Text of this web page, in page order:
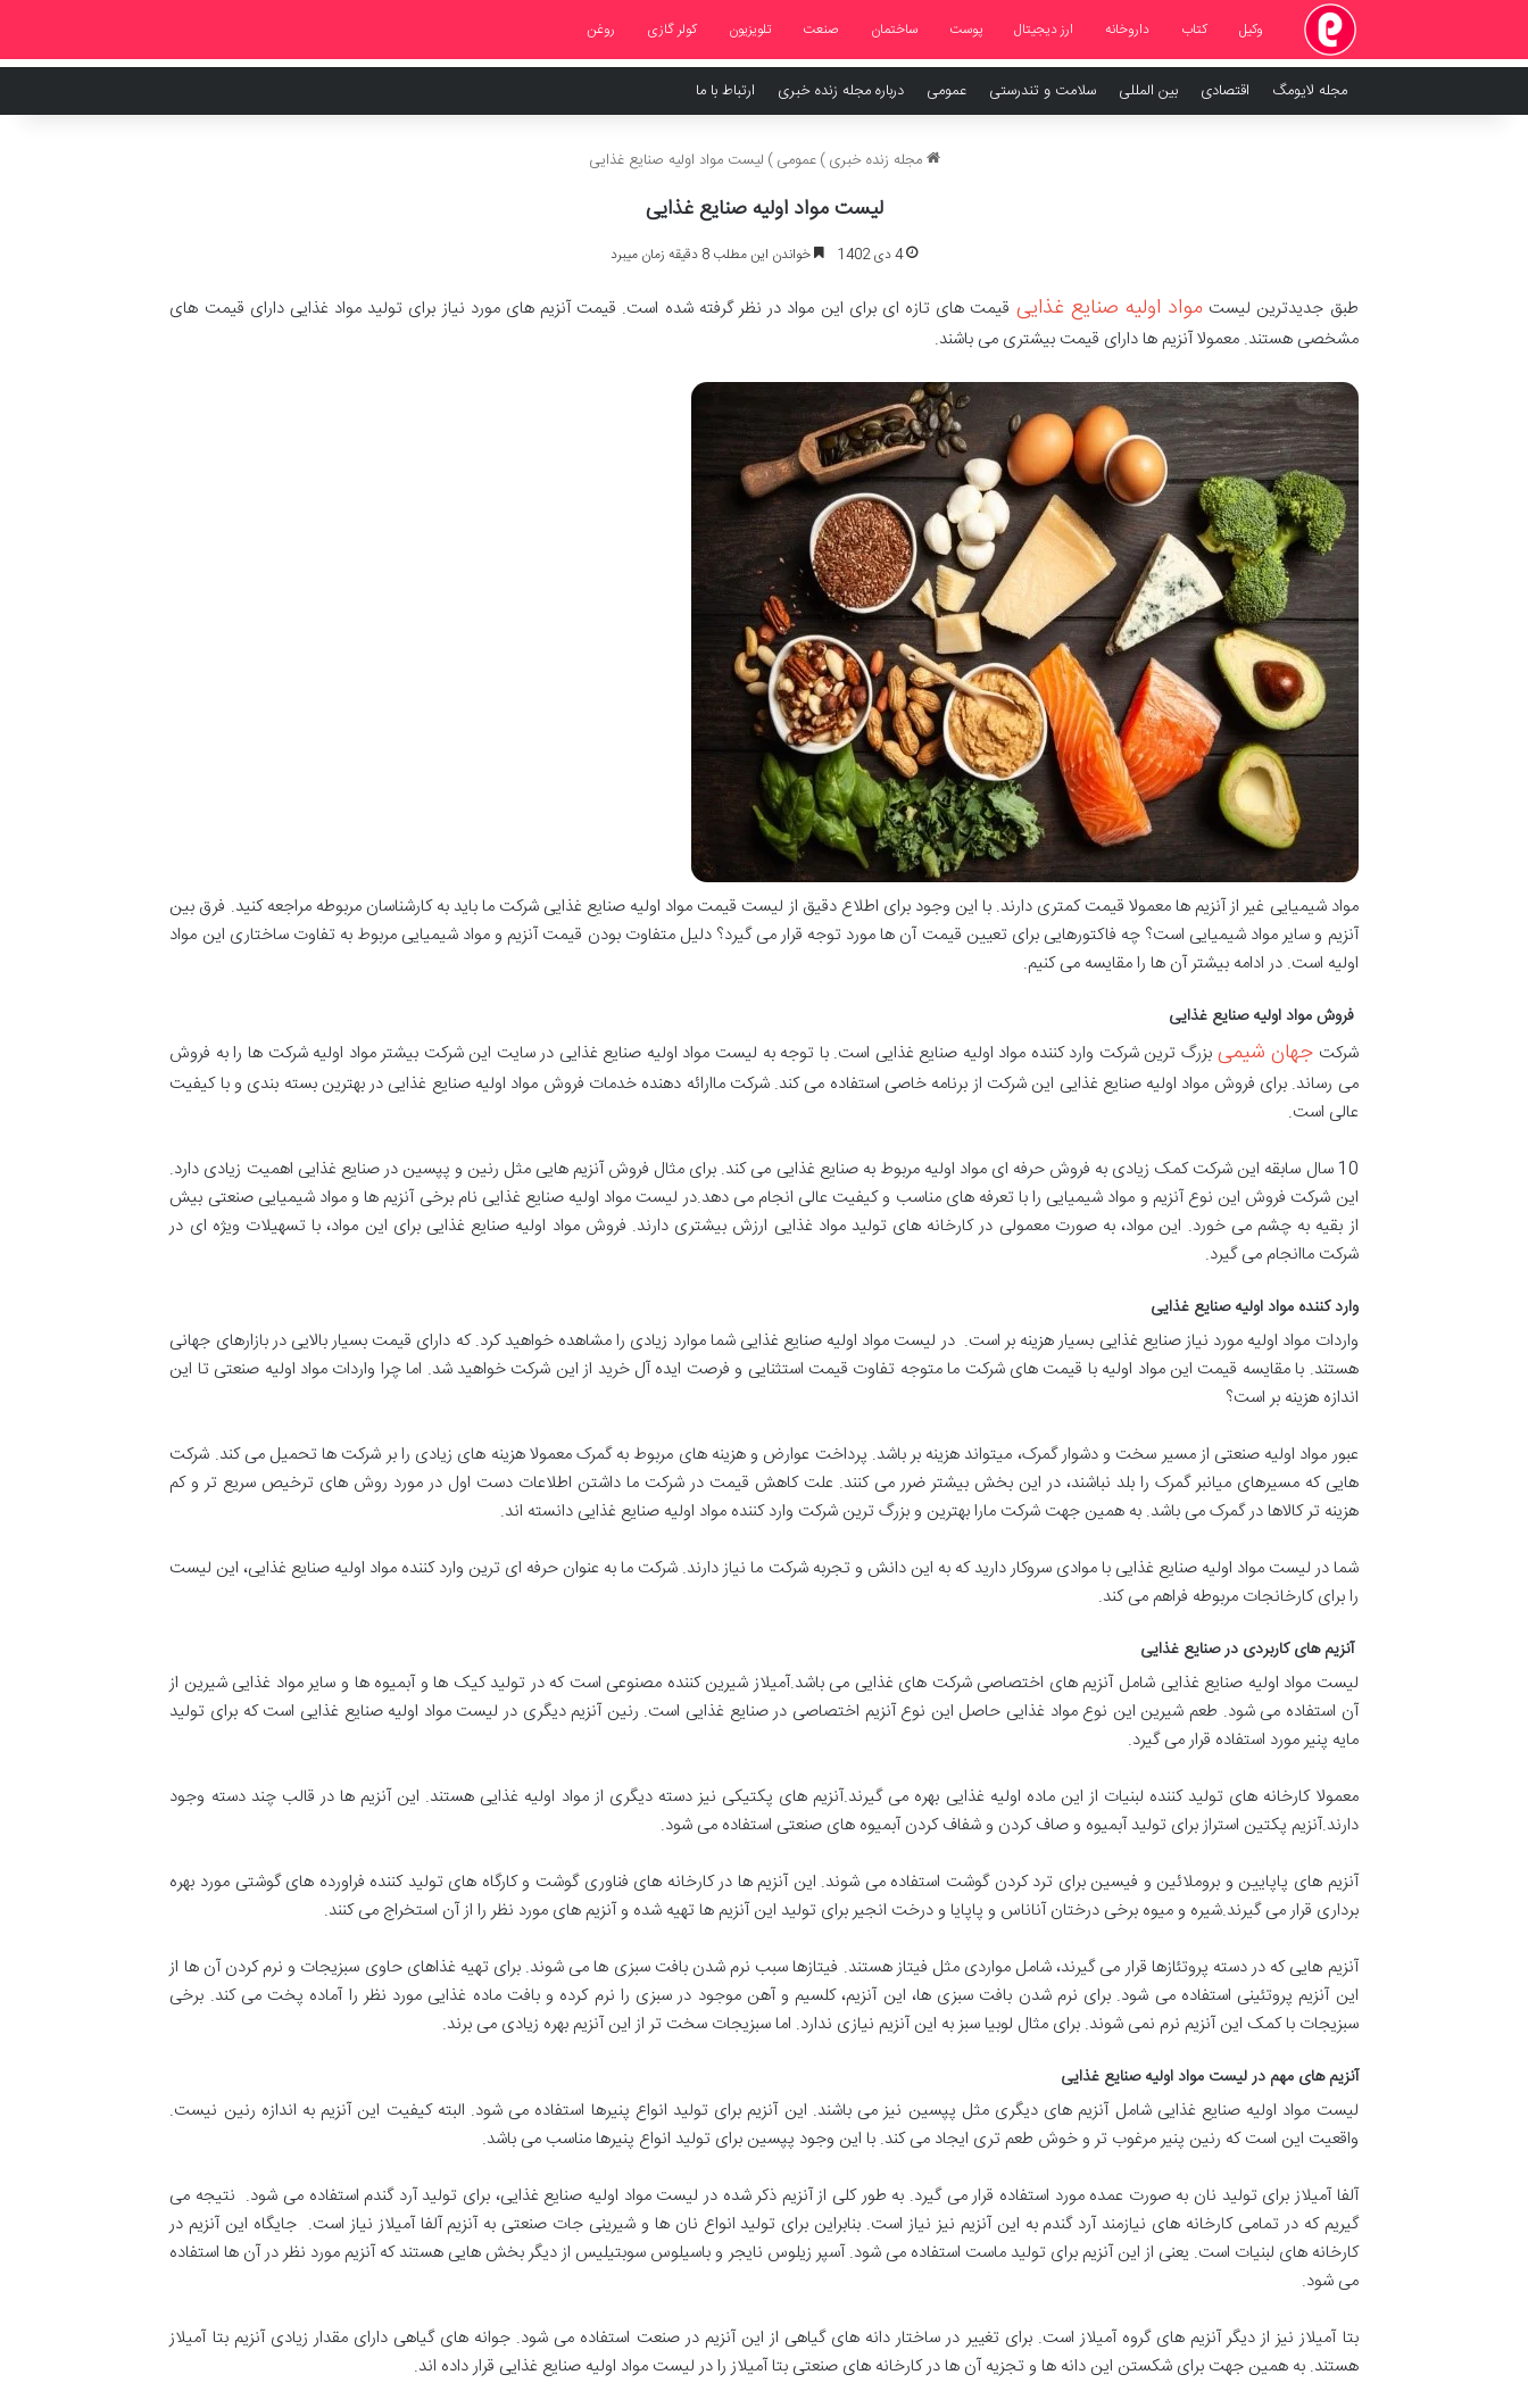
وکیل کتاب داروخانه ارز دیجیتال پوست ساختمان صنعت تلویزیون کولر گازی روغن
مجله لایومگ اقتصادی بین المللی سلامت و تندرستی عمومی درباره مجله زنده خبری ارتباط با ما
مجله زنده خبری ) عمومی ) لیست مواد اولیه صنایع غذایی
لیست مواد اولیه صنایع غذایی
4 دی 1402 خواندن این مطلب 8 دقیقه زمان میبرد
طبق جدیدترین لیست مواد اولیه صنایع غذایی قیمت های تازه ای برای این مواد در نظر گرفته شده است. قیمت آنزیم های مورد نیاز برای تولید مواد غذایی دارای قیمت های
مشخصی هستند. معمولا آنزیم ها دارای قیمت بیشتری می باشند.
مواد شیمیایی غیر از آنزیم ها معمولا قیمت کمتری دارند. با این وجود برای اطلاع دقیق از لیست قیمت مواد اولیه صنایع غذایی شرکت ما باید به کارشناسان مربوطه مراجعه کنید. فرق بین
آنزیم و سایر مواد شیمیایی است؟ چه فاکتورهایی برای تعیین قیمت آن ها مورد توجه قرار می گیرد؟ دلیل متفاوت بودن قیمت آنزیم و مواد شیمیایی مربوط به تفاوت ساختاری این مواد
اولیه است. در ادامه بیشتر آن ها را مقایسه می کنیم.
فروش مواد اولیه صنایع غذایی
شرکت جهان شیمی بزرگ ترین شرکت وارد کننده مواد اولیه صنایع غذایی است. با توجه به لیست مواد اولیه صنایع غذایی در سایت این شرکت بیشتر مواد اولیه شرکت ها را به فروش
می رساند. برای فروش مواد اولیه صنایع غذایی این شرکت از برنامه خاصی استفاده می کند. شرکت ماارائه دهنده خدمات فروش مواد اولیه صنایع غذایی در بهترین بسته بندی و با کیفیت
عالی است.
10 سال سابقه این شرکت کمک زیادی به فروش حرفه ای مواد اولیه مربوط به صنایع غذایی می کند. برای مثال فروش آنزیم هایی مثل رنین و پپسین در صنایع غذایی اهمیت زیادی دارد.
این شرکت فروش این نوع آنزیم و مواد شیمیایی را با تعرفه های مناسب و کیفیت عالی انجام می دهد.در لیست مواد اولیه صنایع غذایی نام برخی آنزیم ها و مواد شیمیایی صنعتی بیش
از بقیه به چشم می خورد. این مواد، به صورت معمولی در کارخانه های تولید مواد غذایی ارزش بیشتری دارند. فروش مواد اولیه صنایع غذایی برای این مواد، با تسهیلات ویژه ای در
شرکت ماانجام می گیرد.
وارد کننده مواد اولیه صنایع غذایی
واردات مواد اولیه مورد نیاز صنایع غذایی بسیار هزینه بر است. در لیست مواد اولیه صنایع غذایی شما موارد زیادی را مشاهده خواهید کرد. که دارای قیمت بسیار بالایی در بازارهای جهانی
هستند. با مقایسه قیمت این مواد اولیه با قیمت های شرکت ما متوجه تفاوت قیمت استثنایی و فرصت ایده آل خرید از این شرکت خواهید شد. اما چرا واردات مواد اولیه صنعتی تا این
اندازه هزینه بر است؟
عبور مواد اولیه صنعتی از مسیر سخت و دشوار گمرک، میتواند هزینه بر باشد. پرداخت عوارض و هزینه های مربوط به گمرک معمولا هزینه های زیادی را بر شرکت ها تحمیل می کند. شرکت
هایی که مسیرهای میانبر گمرک را بلد نباشند، در این بخش بیشتر ضرر می کنند. علت کاهش قیمت در شرکت ما داشتن اطلاعات دست اول در مورد روش های ترخیص سریع تر و کم
هزینه تر کالاها در گمرک می باشد. به همین جهت شرکت مارا بهترین و بزرگ ترین شرکت وارد کننده مواد اولیه صنایع غذایی دانسته اند.
شما در لیست مواد اولیه صنایع غذایی با موادی سروکار دارید که به این دانش و تجربه شرکت ما نیاز دارند. شرکت ما به عنوان حرفه ای ترین وارد کننده مواد اولیه صنایع غذایی، این لیست
را برای کارخانجات مربوطه فراهم می کند.
آنزیم های کاربردی در صنایع غذایی
لیست مواد اولیه صنایع غذایی شامل آنزیم های اختصاصی شرکت های غذایی می باشد.آمیلاز شیرین کننده مصنوعی است که در تولید کیک ها و آبمیوه ها و سایر مواد غذایی شیرین از
آن استفاده می شود. طعم شیرین این نوع مواد غذایی حاصل این نوع آنزیم اختصاصی در صنایع غذایی است. رنین آنزیم دیگری در لیست مواد اولیه صنایع غذایی است که برای تولید
مایه پنیر مورد استفاده قرار می گیرد.
معمولا کارخانه های تولید کننده لبنیات از این ماده اولیه غذایی بهره می گیرند.آنزیم های پکتیکی نیز دسته دیگری از مواد اولیه غذایی هستند. این آنزیم ها در قالب چند دسته وجود
دارند.آنزیم پکتین استراز برای تولید آبمیوه و صاف کردن و شفاف کردن آبمیوه های صنعتی استفاده می شود.
آنزیم های پاپایین و بروملائین و فیسین برای ترد کردن گوشت استفاده می شوند. این آنزیم ها در کارخانه های فناوری گوشت و کارگاه های تولید کننده فراورده های گوشتی مورد بهره
برداری قرار می گیرند.شیره و میوه برخی درختان آناناس و پاپایا و درخت انجیر برای تولید این آنزیم ها تهیه شده و آنزیم های مورد نظر را از آن استخراج می کنند.
آنزیم هایی که در دسته پروتئازها قرار می گیرند، شامل مواردی مثل فیتاز هستند. فیتازها سبب نرم شدن بافت سبزی ها می شوند. برای تهیه غذاهای حاوی سبزیجات و نرم کردن آن ها از
این آنزیم پروتئینی استفاده می شود. برای نرم شدن بافت سبزی ها، این آنزیم، کلسیم و آهن موجود در سبزی را نرم کرده و بافت ماده غذایی مورد نظر را آماده پخت می کند. برخی
سبزیجات با کمک این آنزیم نرم نمی شوند. برای مثال لوبیا سبز به این آنزیم نیازی ندارد. اما سبزیجات سخت تر از این آنزیم بهره زیادی می برند.
آنزیم های مهم در لیست مواد اولیه صنایع غذایی
لیست مواد اولیه صنایع غذایی شامل آنزیم های دیگری مثل پپسین نیز می باشند. این آنزیم برای تولید انواع پنیرها استفاده می شود. البته کیفیت این آنزیم به اندازه رنین نیست.
واقعیت این است که رنین پنیر مرغوب تر و خوش طعم تری ایجاد می کند. با این وجود پپسین برای تولید انواع پنیرها مناسب می باشد.
آلفا آمیلاز برای تولید نان به صورت عمده مورد استفاده قرار می گیرد. به طور کلی از آنزیم ذکر شده در لیست مواد اولیه صنایع غذایی، برای تولید آرد گندم استفاده می شود. نتیجه می
گیریم که در تمامی کارخانه های نیازمند آرد گندم به این آنزیم نیز نیاز است. بنابراین برای تولید انواع نان ها و شیرینی جات صنعتی به آنزیم آلفا آمیلاز نیاز است. جایگاه این آنزیم در
کارخانه های لبنیات است. یعنی از این آنزیم برای تولید ماست استفاده می شود. آسپر زیلوس نایجر و باسیلوس سوبتیلیس از دیگر بخش هایی هستند که آنزیم مورد نظر در آن ها استفاده
می شود.
بتا آمیلاز نیز از دیگر آنزیم های گروه آمیلاز است. برای تغییر در ساختار دانه های گیاهی از این آنزیم در صنعت استفاده می شود. جوانه های گیاهی دارای مقدار زیادی آنزیم بتا آمیلاز
هستند. به همین جهت برای شکستن این دانه ها و تجزیه آن ها در کارخانه های صنعتی بتا آمیلاز را در لیست مواد اولیه صنایع غذایی قرار داده اند.